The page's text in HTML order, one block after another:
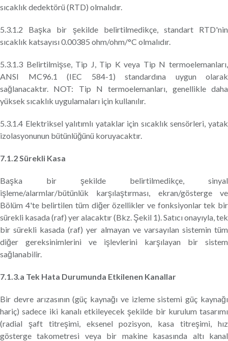
sıcaklık dedektörü (RTD) olmalıdır.
5.3.1.2 Başka bir şekilde belirtilmedikçe, standart RTD'nin
sıcaklık katsayısı 0.00385 ohm/ohm/°C olmalıdır.
5.3.1.3 Belirtilmişse, Tip J, Tip K veya Tip N termoelemanları,
ANSI MC96.1 (IEC 584-1) standardına uygun olarak
sağlanacaktır. NOT: Tip N termoelemanları, genellikle daha
yüksek sıcaklık uygulamaları için kullanılır.
5.3.1.4 Elektriksel yalıtımlı yataklar için sıcaklık sensörleri, yatak
izolasyonunun bütünlüğünü koruyacaktır.
7.1.2 Sürekli Kasa
Başka bir şekilde belirtilmedikçe, sinyal
işleme/alarmlar/bütünlük karşılaştırması, ekran/gösterge ve
Bölüm 4'te belirtilen tüm diğer özellikler ve fonksiyonlar tek bir
sürekli kasada (raf) yer alacaktır (Bkz. Şekil 1). Satıcı onayıyla, tek
bir sürekli kasada (raf) yer almayan ve varsayılan sistemin tüm
diğer gereksinimlerini ve işlevlerini karşılayan bir sistem
sağlanabilir.
7.1.3.a Tek Hata Durumunda Etkilenen Kanallar
Bir devre arızasının (güç kaynağı ve izleme sistemi güç kaynağı
hariç) sadece iki kanalı etkileyecek şekilde bir kurulum tasarımı
(radial şaft titreşimi, eksenel pozisyon, kasa titreşimi, hız
gösterge takometresi veya bir makine kasasında altı kanal